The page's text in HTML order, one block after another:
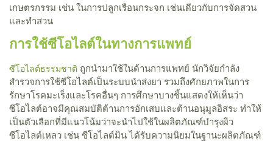
เกษตรกรรม เช่น ในการปลูกเรือนกระจก เช่นเดียวกับการจัดสวน
และทำสวน
การใช้ซีโอไลต์ในทางการแพทย์
ซีโอไลต์ธรรมชาติ ถูกนำมาใช้ในด้านการแพทย์ นักวิจัยกำลัง
สำรวจการใช้ซีโอไลต์เป็นระบบนำส่งยา รวมถึงศักยภาพในการ
รักษาโรคมะเร็งและโรคอื่นๆ การศึกษาบางชิ้นแสดงให้เห็นว่า
ซีโอไลต์อาจมีคุณสมบัติต้านการอักเสบและต้านอนุมูลอิสระ ทำให้
เป็นตัวเลือกที่มีแนวโน้มว่าจะนำไปใช้ในผลิตภัณฑ์บำรุงผิว
ซีโอไลต์เหลว เช่น ซีโอไลต์มิน ได้รับความนิยมในฐานะผลิตภัณฑ์